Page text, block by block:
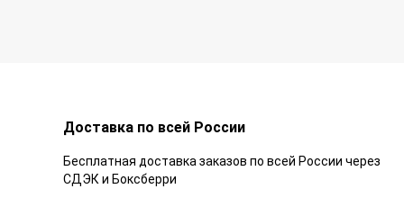
Доставка по всей России
Бесплатная доставка заказов по всей России через
СДЭК и Боксберри